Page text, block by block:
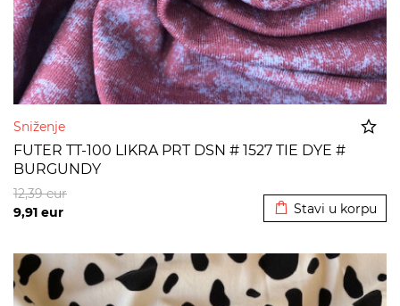
Sniženje
FUTER TT-100 LIKRA PRT DSN # 1527 TIE DYE #
BURGUNDY
9,91 eur
12,39eur
Stavi u korpu